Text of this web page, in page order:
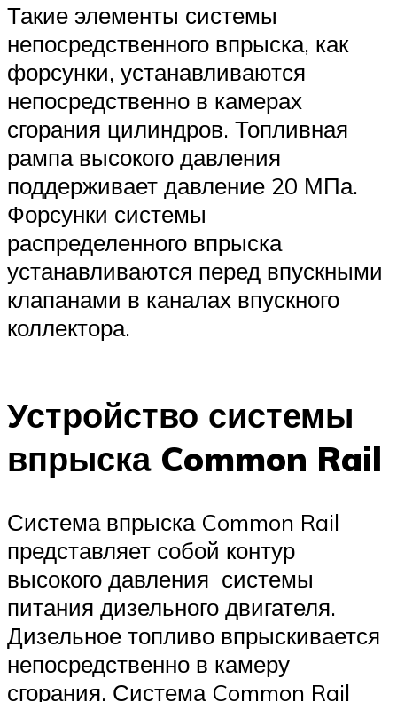
Такие элементы системы
непосредственного впрыска, как
форсунки, устанавливаются
непосредственно в камерах
сгорания цилиндров. Топливная
рампа высокого давления
поддерживает давление 20 МПа.
Форсунки системы
распределенного впрыска
устанавливаются перед впускными
клапанами в каналах впускного
коллектора.
Устройство системы
впрыска Common Rail
Система впрыска Common Rail
представляет собой контур
высокого давления системы
питания дизельного двигателя.
Дизельное топливо впрыскивается
непосредственно в камеру
сгорания. Система Common Rail